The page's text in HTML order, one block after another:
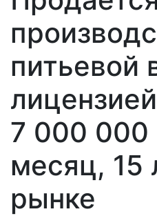
питьевой
7 000 000
месяц, 15
рынке